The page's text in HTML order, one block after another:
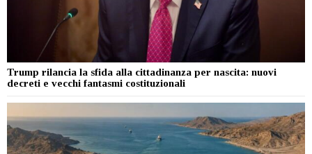
Trump rilancia la sfida alla cittadinanza per nascita: nuovi
decreti e vecchi fantasmi costituzionali